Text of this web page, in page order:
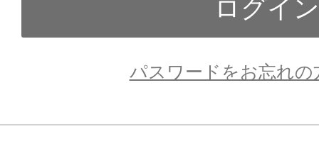
パスワードをお忘れの